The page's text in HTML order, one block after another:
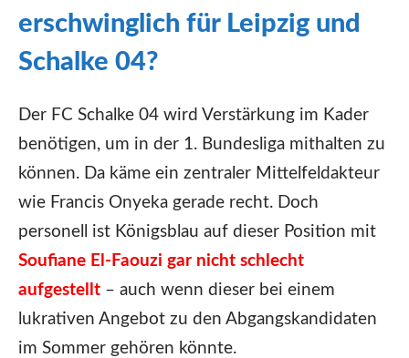
erschwinglich für Leipzig und
Schalke 04?
Der FC Schalke 04 wird Verstärkung im Kader
benötigen, um in der 1. Bundesliga mithalten zu
können. Da käme ein zentraler Mittelfeldakteur
wie Francis Onyeka gerade recht. Doch
personell ist Königsblau auf dieser Position mit
Soufiane El-Faouzi gar nicht schlecht
aufgestellt – auch wenn dieser bei einem
lukrativen Angebot zu den Abgangskandidaten
im Sommer gehören könnte.